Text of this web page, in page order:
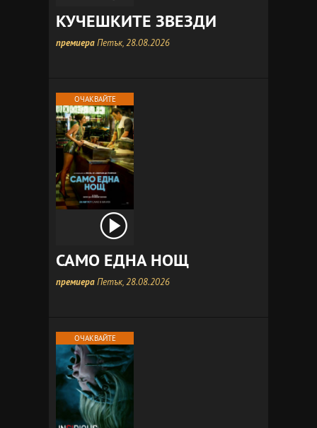
КУЧЕШКИТЕ ЗВЕЗДИ
премиераПетък, 28.08.2026
ОЧАКВАЙТЕ
САМО ЕДНА НОЩ
премиераПетък, 28.08.2026
ОЧАКВАЙТЕ